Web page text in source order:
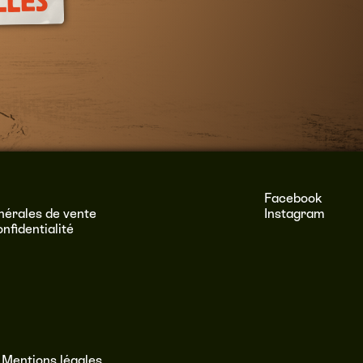
de vente
Facebook
Instagram